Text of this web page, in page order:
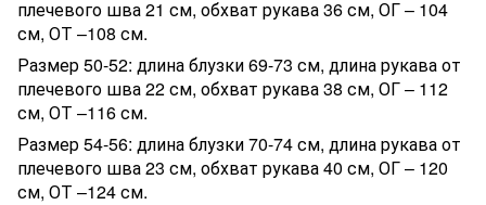
плечевого шва 21 см, обхват рукава 36 см, ОГ – 104
см, ОТ –108 см.
Размер 50-52: длина блузки 69-73 см, длина рукава от
плечевого шва 22 см, обхват рукава 38 см, ОГ – 112
см, ОТ –116 см.
Размер 54-56: длина блузки 70-74 см, длина рукава от
плечевого шва 23 см, обхват рукава 40 см, ОГ – 120
см, ОТ –124 см.